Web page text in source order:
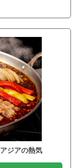
ジアの熱気